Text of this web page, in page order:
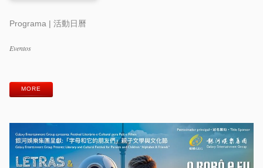
Programa | 活動日曆
Categorias
Eventos
MORE